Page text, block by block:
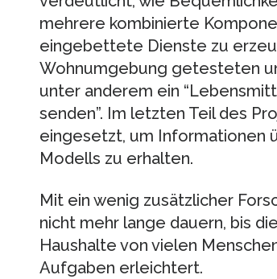
mehrere kombinierte
eingebettete Dienste zu
Wohnumgebung getesteten
unter anderem ein
senden”. Im letzten Teil des
eingesetzt, um Informationen
Modells zu erhalten.
Mit ein wenig zusätzlicher
nicht mehr lange dauern, bis
Haushalte von vielen
Aufgaben erleichtert.